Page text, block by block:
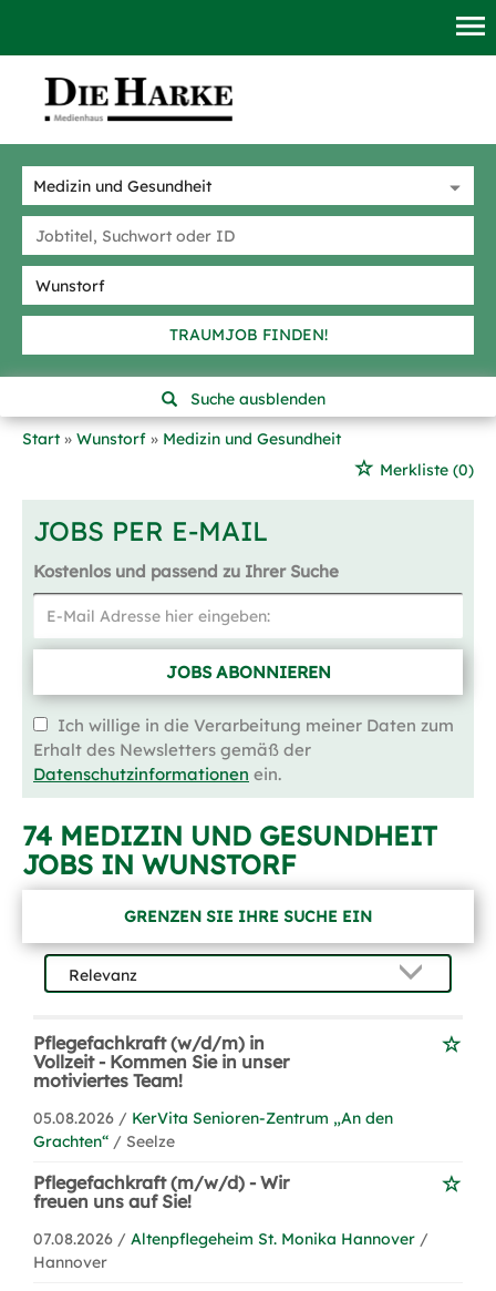
TRAUMJOB FINDEN!
Suche ausblenden
Start
Wunstorf
Medizin und Gesundheit
Merkliste (0)
JOBS PER E-MAIL
Kostenlos und passend zu Ihrer Suche
JOBS ABONNIEREN
Ich willige in die Verarbeitung meiner Daten zum
Erhalt des Newsletters gemäß der
Datenschutzinformationen ein.
74 MEDIZIN UND GESUNDHEIT
JOBS IN WUNSTORF
GRENZEN SIE IHRE SUCHE EIN
Pflegefachkraft (w/d/m) in
Vollzeit - Kommen Sie in unser
motiviertes Team!
05.08.2026 / KerVita Senioren-Zentrum „An den
Grachten“ / Seelze
Pflegefachkraft (m/w/d) - Wir
freuen uns auf Sie!
07.08.2026 / Altenpflegeheim St. Monika Hannover /
Hannover